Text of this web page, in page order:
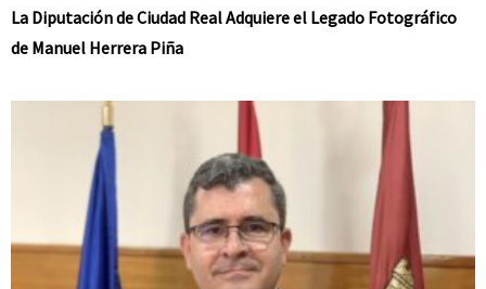
La Diputación de Ciudad Real Adquiere el Legado Fotográfico
de Manuel Herrera Piña